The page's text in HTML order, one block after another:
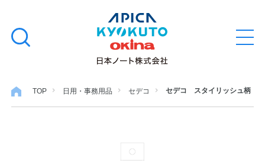
文
キ
ッ
開
閉
検
る
ファイル・バインダー
TOP 日用・事務用品 セデコ セデコ スタイリッシュ柄